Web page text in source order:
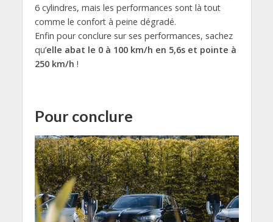
6 cylindres, mais les performances sont là tout
comme le confort à peine dégradé.
Enfin pour conclure sur ses performances, sachez
qu’elle abat le 0 à 100 km/h en 5,6s et pointe à
250 km/h !
Pour conclure